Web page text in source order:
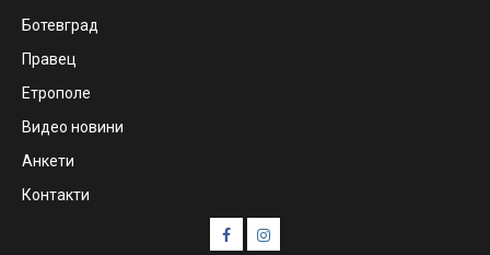
Ботевград
Правец
Етрополе
Видео новини
Анкети
Контакти
FacebookInstagram